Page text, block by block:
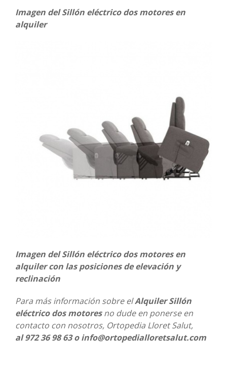
Imagen del Sillón eléctrico dos motores en
alquiler
Imagen del Sillón eléctrico dos motores en
alquiler con las posiciones de elevación y
reclinación
Para más información sobre elAlquiler Sillón
eléctrico dos motoresno dude en ponerse en
contacto con nosotros, Ortopedia Lloret Salut,
al 972 36 98 63 o info@ortopedialloretsalut.com